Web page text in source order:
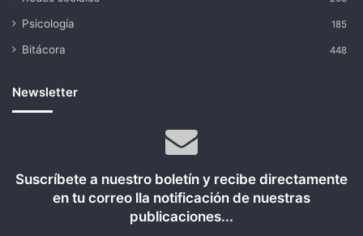
Psicología 185
Bitácora 448
Newsletter
Suscríbete a nuestro boletín y recibe directamente
en tu correo lla notificación de nuestras
publicaciones...